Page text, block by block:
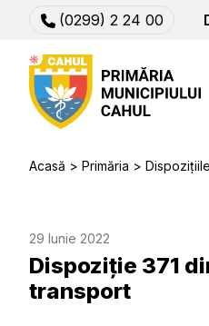
(0299) 2 24 00
Acasă Primăria
29 Iunie 2022
Dispoziție 371
transport